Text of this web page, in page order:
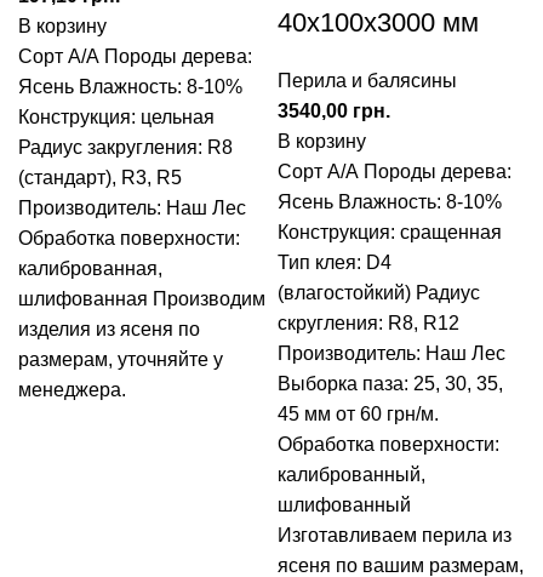
В корзину
Сорт А/А Породы дерева:
Ясень Влажность: 8-10%
Конструкция: цельная
Радиус закругления: R8
(стандарт), R3, R5
Производитель: Наш Лес
Обработка поверхности:
калиброванная,
шлифованная Производим
изделия из ясеня по
размерам, уточняйте у
менеджера.
40x100x3000 мм
Перила и балясины
грн.
В корзину
Сорт А/А Породы дерева:
Ясень Влажность: 8-10%
Конструкция: сращенная
Тип клея: D4
(влагостойкий) Радиус
скругления: R8, R12
Производитель: Наш Лес
Выборка паза: 25, 30, 35,
45 мм от 60 грн/м.
Обработка поверхности:
калиброванный,
шлифованный
Изготавливаем перила из
ясеня по вашим размерам,